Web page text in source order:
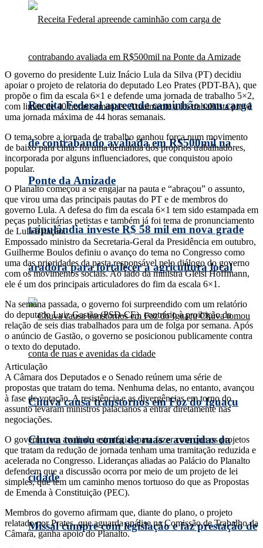
Receita Federal apreende caminhão com carga
de contrabando avaliada em R$500mil na
Ponte da Amizade
taipulândia investe R$ 58 mil em nova grade
aradora para fortalecer a agricultura local
Chuva causa transtornos em Foz do Iguaçu
Chuva tomou conta de ruas e avenidas da
cidade
Missal cumpre com legislação e faz prestação de
O governo do presidente Luiz Inácio Lula da Silva (PT) decidiu
apoiar o projeto de relatoria do deputado Leo Prates (PDT-BA), que
propõe o fim da escala 6×1 e defende uma jornada de trabalho 5×2,
com limite de 40 horas semanais. Atualmente a lei trabalhista prevê
uma jornada máxima de 44 horas semanais.
O tema sobre a jornada de trabalho ganhou força num movimento
de baixo para cima: foi uma demanda dos próprios trabalhadores,
incorporada por alguns influenciadores, que conquistou apoio
popular.
O Planalto começou a se engajar na pauta e “abraçou” o assunto,
que virou uma das principais pautas do PT e de membros do
governo Lula. A defesa do fim da escala 6×1 tem sido estampada em
peças publicitárias petistas e também já foi tema de pronunciamento
de Lula à nação.
Empossado ministro da Secretaria-Geral da Presidência em outubro,
Guilherme Boulos definiu o avanço do tema no Congresso como
uma das prioridades da pasta responsável pelo diálogo do governo
com os movimentos sociais. Ao lado da ministra Gleisi Hoffmann,
ele é um dos principais articuladores do fim da escala 6×1.
Na semana passada, o governo foi surpreendido com um relatório
do deputado Luiz Gastão (PSD-CE), contrário à proibição da
relação de seis dias trabalhados para um de folga por semana. Após
o anúncio de Gastão, o governo se posicionou publicamente contra
o texto do deputado.
Articulação
A Câmara dos Deputados e o Senado reúnem uma série de
propostas que tratam do tema. Nenhuma delas, no entanto, avançou
à fase de votação. A resistência e as divergências em torno do
assunto levaram ministros palacianos a entrar diretamente nas
negociações.
O governo tem avaliado estratégias para fazer com que os projetos
que tratam da redução de jornada tenham uma tramitação reduzida e
acelerada no Congresso. Lideranças aliadas ao Palácio do Planalto
defendem que a discussão ocorra por meio de um projeto de lei
simples, que tem um caminho menos tortuoso do que as Propostas
de Emenda à Constituição (PEC).
Membros do governo afirmam que, diante do plano, o projeto
relatado por Prates, que aguarda análise na Comissão de Trabalho da
Câmara, ganha apoio do Planalto.